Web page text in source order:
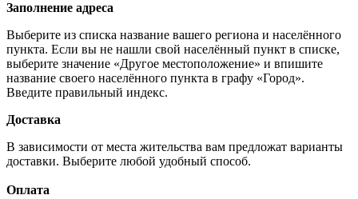
Заполнение адреса
Выберите из списка название вашего региона и населённого
пункта. Если вы не нашли свой населённый пункт в списке,
выберите значение «Другое местоположение» и впишите
название своего населённого пункта в графу «Город».
Введите правильный индекс.
Доставка
В зависимости от места жительства вам предложат варианты
доставки. Выберите любой удобный способ.
Оплата